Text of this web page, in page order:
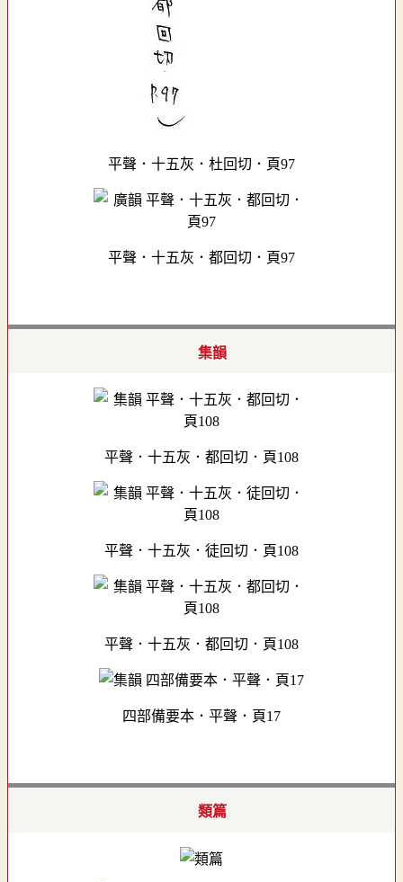
平聲．十五灰．杜回切．頁97
平聲．十五灰．都回切．頁97
集韻
平聲．十五灰．都回切．頁108
平聲．十五灰．徒回切．頁108
平聲．十五灰．都回切．頁108
四部備要本．平聲．頁17
類篇